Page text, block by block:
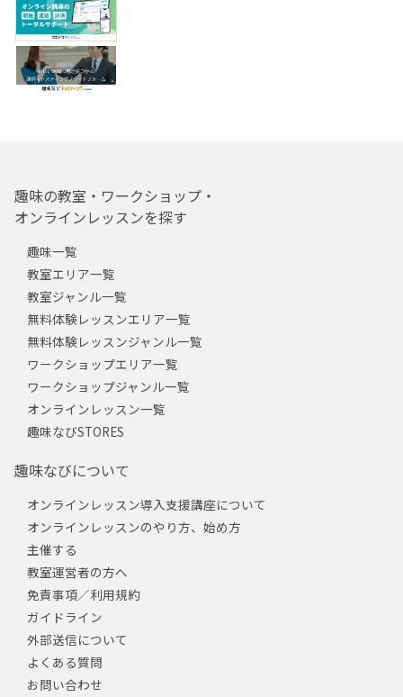
趣味の教室・ワークショップ・
オンラインレッスンを探す
趣味一覧
教室エリア一覧
教室ジャンル一覧
無料体験レッスンエリア一覧
無料体験レッスンジャンル一覧
ワークショップエリア一覧
ワークショップジャンル一覧
オンラインレッスン一覧
趣味なびSTORES
趣味なびについて
オンラインレッスン導入支援講座について
オンラインレッスンのやり方、始め方
主催する
教室運営者の方へ
免責事項／利用規約
ガイドライン
外部送信について
よくある質問
お問い合わせ